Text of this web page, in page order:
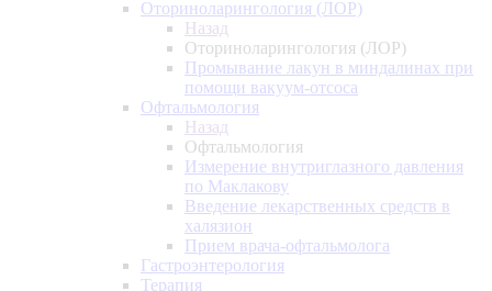
Оториноларингология (ЛОР)
Назад
Оториноларингология (ЛОР)
Промывание лакун в миндалинах при
помощи вакуум-отсоса
Офтальмология
Назад
Офтальмология
Измерение внутриглазного давления
по Маклакову
Введение лекарственных средств в
халязион
Прием врача-офтальмолога
Гастроэнтерология
Терапия